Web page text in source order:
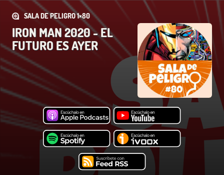
SALA DE PELIGRO 1×80
IRON MAN 2020 - EL
FUTURO ES AYER